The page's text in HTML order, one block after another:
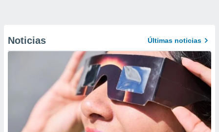
Noticias Últimas noticias